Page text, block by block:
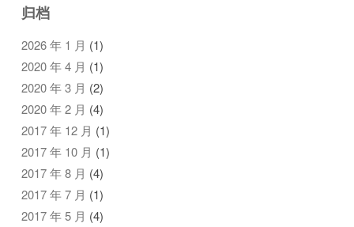
归档
2026 年 1 月 (1)
2020 年 4 月 (1)
2020 年 3 月 (2)
2020 年 2 月 (4)
2017 年 12 月 (1)
2017 年 10 月 (1)
2017 年 8 月 (4)
2017 年 7 月 (1)
2017 年 5 月 (4)